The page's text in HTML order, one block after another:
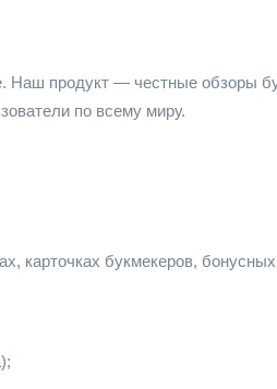
продукт — честные обзоры
по всему миру.
карточках букмекеров, бонусных